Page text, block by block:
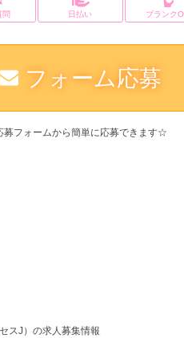
問 日払い ブランク
フォーム応募
募フォームから簡単に応募できます☆
スJ）の求人募集情報